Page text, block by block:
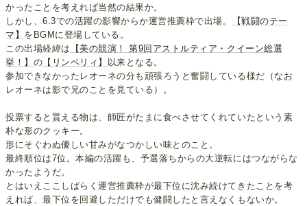
かったことを考えれば当然の結果か。
しかし、6.3での活躍の影響からか運営推薦枠で出場。
【戦闘のテー
マ】 をBGMに登場している。
この出場経緯は
【美の競演！ 第9回アストルティア・クイーン総選
挙！】 の 【リンベリィ】
以来となる。
参加できなかったレオーネの分も頑張ろうと奮闘している様だ（なお
レオーネは影で兄のことを見ている）。
投票すると貰える物は、師匠がたまに食べさせてくれていたという素
朴な形のクッキー。
形にそぐわぬ優しい甘みがなつかしい味とのこと。
最終順位は7位。本編の活躍も、予選落ちからの大逆転にはつながらな
かったようだ。
とはいえここしばらく運営推薦枠が最下位に沈み続けてきたことを考
えれば、最下位を回避しただけでも健闘したと言えなくもないか。